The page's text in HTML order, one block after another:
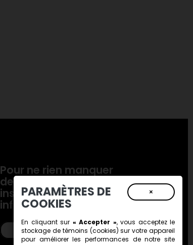
Pour ne rien manquer
de nos actualités,
inscrivez-vous à notre
infolettre!
S’inscrire!
×
PARAMÈTRES DE
COOKIES
En cliquant sur « Accepter », vous acceptez le
stockage de témoins (cookies) sur votre appareil
pour améliorer les performances de notre site